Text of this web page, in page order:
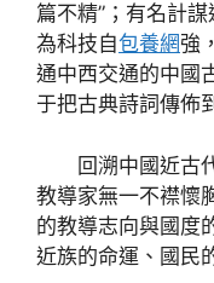
篇不精”；有名計
為科技自包養網強
通中西交通的中國
于把古典詩詞傳佈
回溯中國近古
教導家無一不襟懷
的教導志向與國度
近族的命運、國民